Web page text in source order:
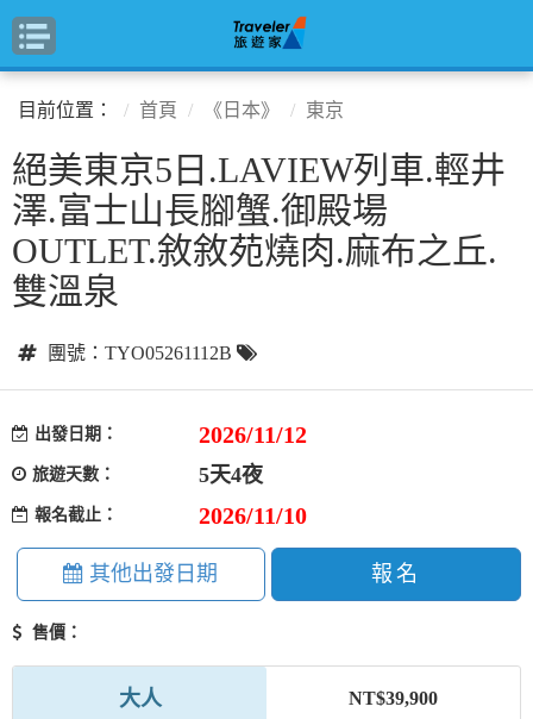
目前位置： 首頁 《日本》 東京
絕美東京5日.LAVIEW列車.輕井
澤.富士山長腳蟹.御殿場
OUTLET.敘敘苑燒肉.麻布之丘.
雙溫泉
團號：TYO05261112B
出發日期： 2026/11/12
旅遊天數： 5天4夜
報名截止： 2026/11/10
其他出發日期 報名
售價：
大人 NT$39,900